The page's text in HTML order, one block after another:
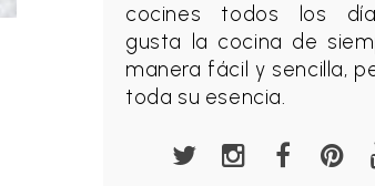
cocines todos los
gusta la cocina de
manera fácil y sencilla,
toda su esencia.